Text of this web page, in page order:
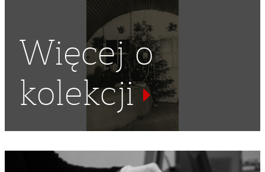
Więcej o
kolekcji